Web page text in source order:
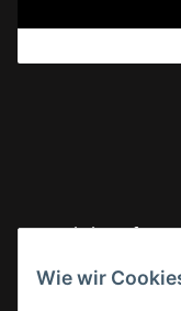
Gesetzliche
Wie wir